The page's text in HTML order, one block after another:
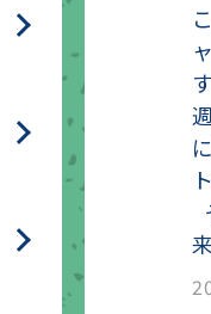
参考データ
ルーター
再生プラ
フィルタ
造粒機用
粉砕機用